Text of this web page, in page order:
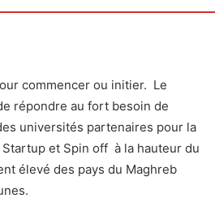
répondre au fort besoin de
universités partenaires pour la
et Spin off à la hauteur du
élevé des pays du Maghreb